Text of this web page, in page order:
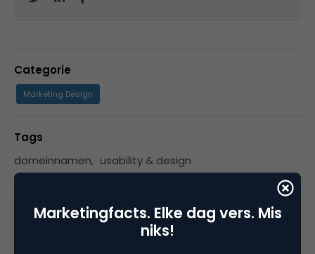
Categorie
Marketing Design
Tags
domeinnamen, usability & design
Marketingfacts. Elke dag vers. Mis
niks!